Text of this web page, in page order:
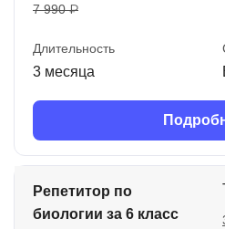
7 990 ₽
Длительность
3 месяца
Репетитор по
биологии за 6 класс